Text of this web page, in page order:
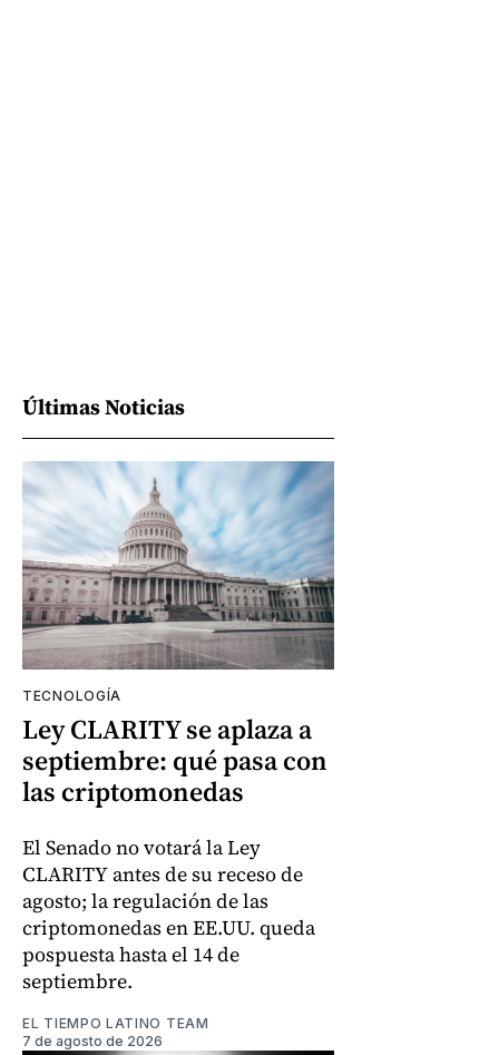
Últimas Noticias
TECNOLOGÍA
Ley CLARITY se aplaza a
septiembre: qué pasa con
las criptomonedas
El Senado no votará la Ley
CLARITY antes de su receso de
agosto; la regulación de las
criptomonedas en EE.UU. queda
pospuesta hasta el 14 de
septiembre.
EL TIEMPO LATINO TEAM
7 de agosto de 2026